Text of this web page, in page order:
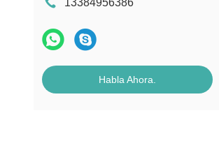
13384956386
Habla Ahora.